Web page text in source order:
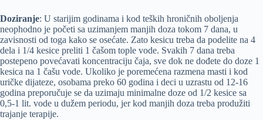
Doziranje: U starijim godinama i kod teških hroničnih oboljenja
neophodno je početi sa uzimanjem manjih doza tokom 7 dana, u
zavisnosti od toga kako se osećate. Zato kesicu treba da podelite na 4
dela i 1/4 kesice preliti 1 čašom tople vode. Svakih 7 dana treba
postepeno povećavati koncentraciju čaja, sve dok ne dođete do doze 1
kesica na 1 čašu vode. Ukoliko je poremećena razmena masti i kod
uričke dijateze, osobama preko 60 godina i deci u uzrastu od 12-16
godina preporučuje se da uzimaju minimalne doze od 1/2 kesice sa
0,5-1 lit. vode u dužem periodu, jer kod manjih doza treba produžiti
trajanje terapije.